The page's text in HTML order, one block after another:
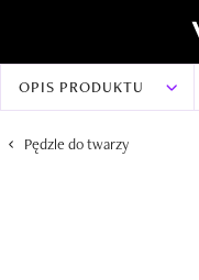
OPIS PRODUKTU
Pędzle do twarzy